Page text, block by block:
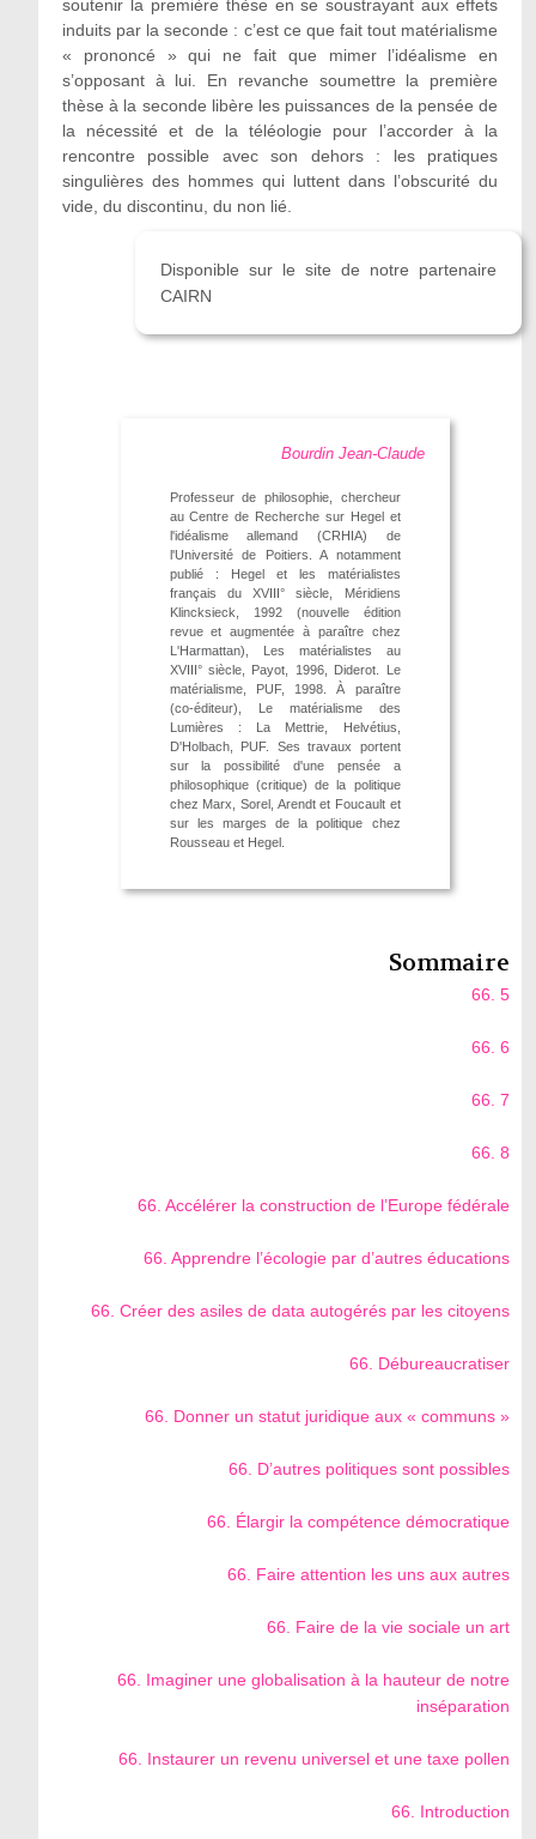
soutenir la première thèse en se soustrayant aux effets
induits par la seconde : c’est ce que fait tout matérialisme
« prononcé » qui ne fait que mimer l’idéalisme en
s’opposant à lui. En revanche soumettre la première
thèse à la seconde libère les puissances de la pensée de
la nécessité et de la téléologie pour l’accorder à la
rencontre possible avec son dehors : les pratiques
singulières des hommes qui luttent dans l’obscurité du
vide, du discontinu, du non lié.
Disponible sur le site de notre partenaire
CAIRN
Bourdin Jean-Claude
Professeur de philosophie, chercheur
au Centre de Recherche sur Hegel et
l'idéalisme allemand (CRHIA) de
l'Université de Poitiers. A notamment
publié : Hegel et les matérialistes
français du XVIII° siècle, Méridiens
Klincksieck, 1992 (nouvelle édition
revue et augmentée à paraître chez
L'Harmattan), Les matérialistes au
XVIII° siècle, Payot, 1996, Diderot. Le
matérialisme, PUF, 1998. À paraître
(co-éditeur), Le matérialisme des
Lumières : La Mettrie, Helvétius,
D'Holbach, PUF. Ses travaux portent
sur la possibilité d'une pensée a
philosophique (critique) de la politique
chez Marx, Sorel, Arendt et Foucault et
sur les marges de la politique chez
Rousseau et Hegel.
Sommaire
66. 5
66. 6
66. 7
66. 8
66. Accélérer la construction de l’Europe fédérale
66. Apprendre l’écologie par d’autres éducations
66. Créer des asiles de data autogérés par les citoyens
66. Débureaucratiser
66. Donner un statut juridique aux « communs »
66. D’autres politiques sont possibles
66. Élargir la compétence démocratique
66. Faire attention les uns aux autres
66. Faire de la vie sociale un art
66. Imaginer une globalisation à la hauteur de notre
inséparation
66. Instaurer un revenu universel et une taxe pollen
66. Introduction